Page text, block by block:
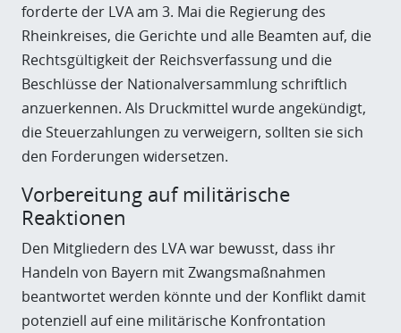
forderte der LVA am 3. Mai die Regierung des
Rheinkreises, die Gerichte und alle Beamten auf, die
Rechtsgültigkeit der Reichsverfassung und die
Beschlüsse der Nationalversammlung schriftlich
anzuerkennen. Als Druckmittel wurde angekündigt,
die Steuerzahlungen zu verweigern, sollten sie sich
den Forderungen widersetzen.
Vorbereitung auf militärische
Reaktionen
Den Mitgliedern des LVA war bewusst, dass ihr
Handeln von Bayern mit Zwangsmaßnahmen
beantwortet werden könnte und der Konflikt damit
potenziell auf eine militärische Konfrontation